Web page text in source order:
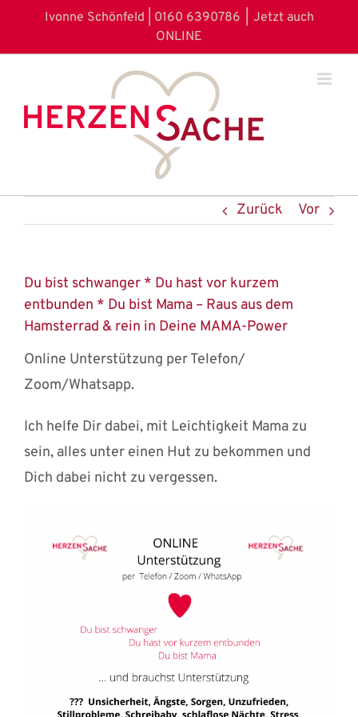
Ivonne Schönfeld | 0160 6390786
Jetzt auch
ONLINE
Zurück Vor
Du bist schwanger * Du hast vor kurzem
entbunden * Du bist Mama – Raus aus dem
Hamsterrad & rein in Deine MAMA-Power
Online Unterstützung per Telefon/
Zoom/Whatsapp.
Ich helfe Dir dabei, mit Leichtigkeit Mama zu
sein, alles unter einen Hut zu bekommen und
Dich dabei nicht zu vergessen.